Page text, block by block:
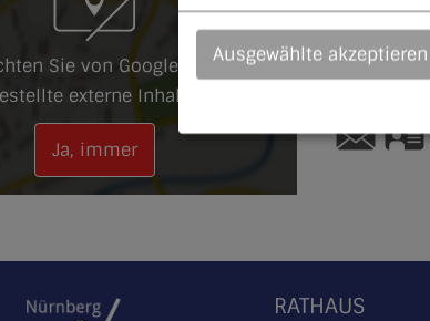
Sie von Google Maps
externe Inhalte laden?
Ja, immer
Ute und
91180
RATHAUS
Ausgewählte akzeptieren